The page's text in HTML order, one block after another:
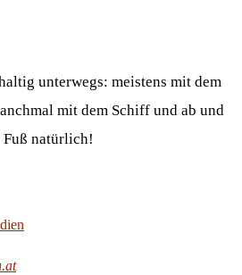
unterwegs: meistens mit dem
mit dem Schiff und ab und
Fuß natürlich!